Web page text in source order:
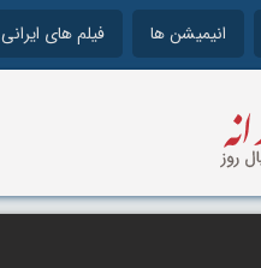
انیمیشن ها فیلم های ایرانی